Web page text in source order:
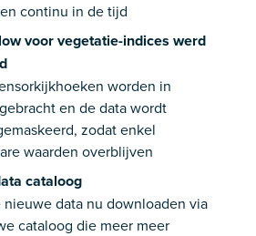
continu in de tijd
voor vegetatie-indices werd
worden in
en de data wordt
zodat enkel
waarden overblijven
cataloog
nieuwe data nu downloaden via
cataloog die meer meer